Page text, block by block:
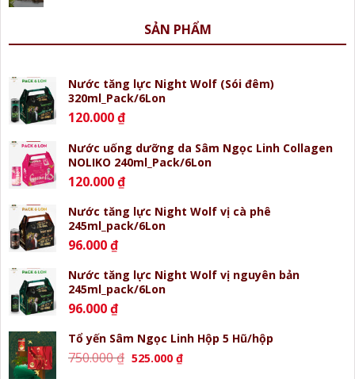
SẢN PHẨM
Nước tăng lực Night Wolf (Sói đêm)
320ml_Pack/6Lon
120.000₫
Nước uống dưỡng da Sâm Ngọc Linh Collagen
NOLIKO 240ml_Pack/6Lon
120.000₫
Nước tăng lực Night Wolf vị cà phê
245ml_pack/6Lon
96.000₫
Nước tăng lực Night Wolf vị nguyên bản
245ml_pack/6Lon
96.000₫
Tổ yến Sâm Ngọc Linh Hộp 5 Hũ/hộp
750.000₫ Giá
525.000 ₫Giá